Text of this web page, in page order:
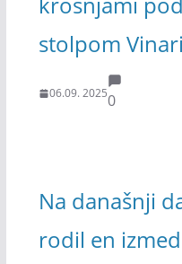
stolpom
06.09. 20250
Na današnji
rodil en